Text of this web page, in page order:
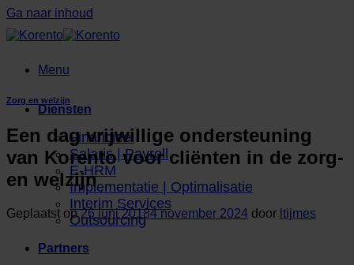
Ga naar inhoud
Menu
Diensten
Financieel
Salaris | Payroll
E-HRM
Implementatie | Optimalisatie
Interim Services
Outsourcing
Partners
Zorg en welzijn
Een dag vrijwillige ondersteuning
van Korento voor cliënten in de zorg-
en welzijn
Geplaatst op26 juni 20184 november 2024 door ltijmes